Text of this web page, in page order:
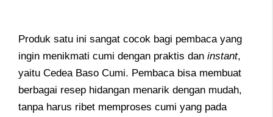
Produk satu ini sangat cocok bagi pembaca yang
ingin menikmati cumi dengan praktis dan instant,
yaitu Cedea Baso Cumi. Pembaca bisa membuat
berbagai resep hidangan menarik dengan mudah,
tanpa harus ribet memproses cumi yang pada